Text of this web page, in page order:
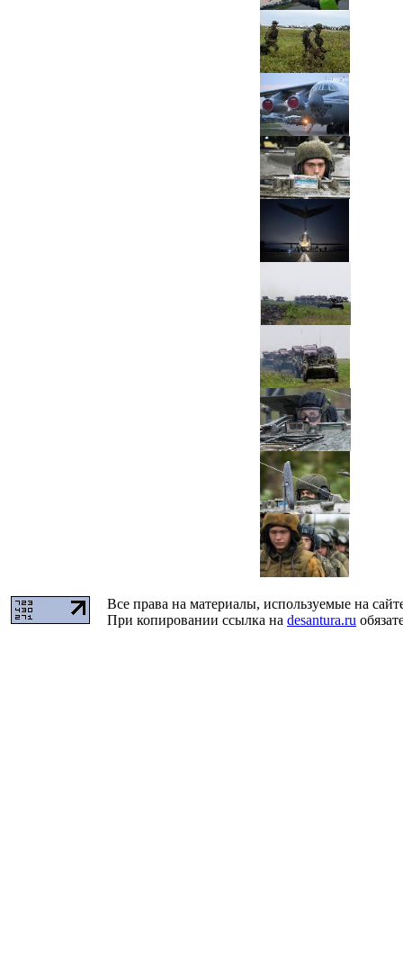
Все права на материалы, используемые на
При копировании ссылка на desantura.ru